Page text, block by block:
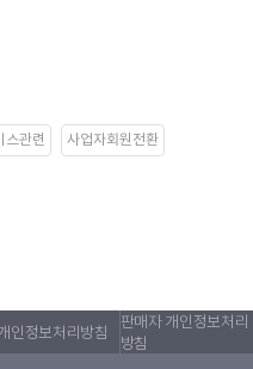
스관련 사업자회원전환
인정보처리방침
판매자 개인정보처리
방침